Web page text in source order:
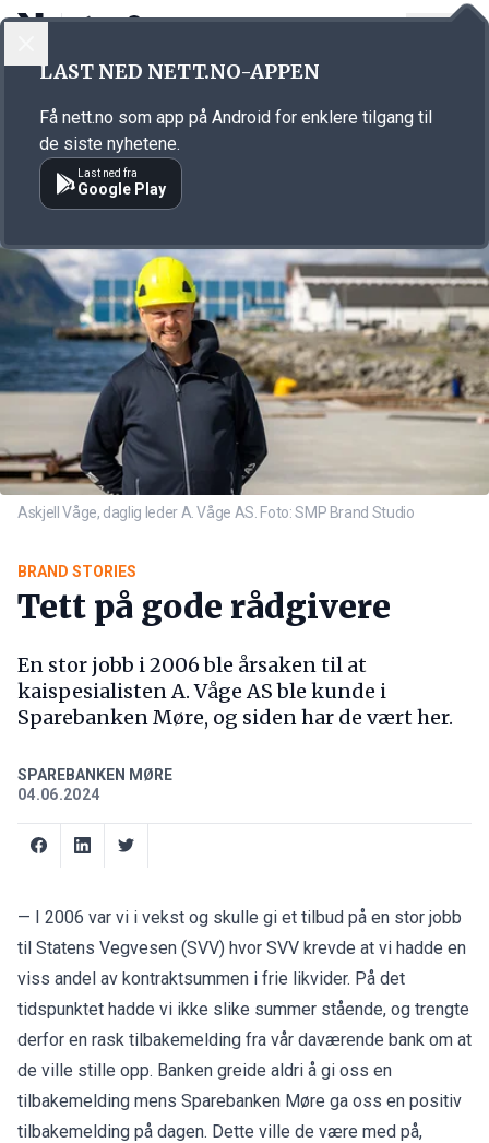
Annonsørinnhold
Annonsørinnhold
Askjell Våge, daglig leder A. Våge AS. Foto: SMP Brand Studio
BRAND STORIES
Tett på gode rådgivere
En stor jobb i 2006 ble årsaken til at
kaispesialisten A. Våge AS ble kunde i
Sparebanken Møre, og siden har de vært her.
SPAREBANKEN MØRE
04.06.2024
— I 2006 var vi i vekst og skulle gi et tilbud på en stor jobb
til Statens Vegvesen (SVV) hvor SVV krevde at vi hadde en
viss andel av kontraktsummen i frie likvider. På det
tidspunktet hadde vi ikke slike summer stående, og trengte
derfor en rask tilbakemelding fra vår daværende bank om at
de ville stille opp. Banken greide aldri å gi oss en
tilbakemelding mens Sparebanken Møre ga oss en positiv
tilbakemelding på dagen. Dette ville de være med på,
LAST NED NETT.NO-APPEN
Få nett.no som app på Android for enklere tilgang til
de siste nyhetene.
Last ned fra
Google Play